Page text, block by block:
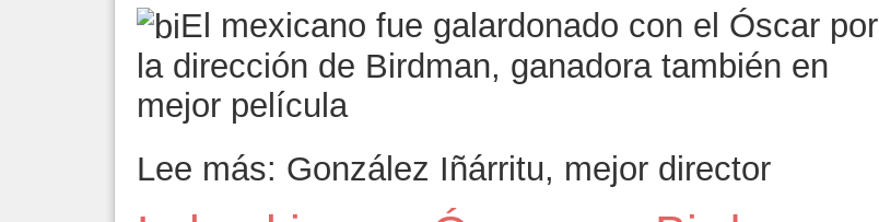
El mexicano fue galardonado con el Óscar por
la dirección de Birdman, ganadora también en
mejor película
Lee más: González Iñárritu, mejor director